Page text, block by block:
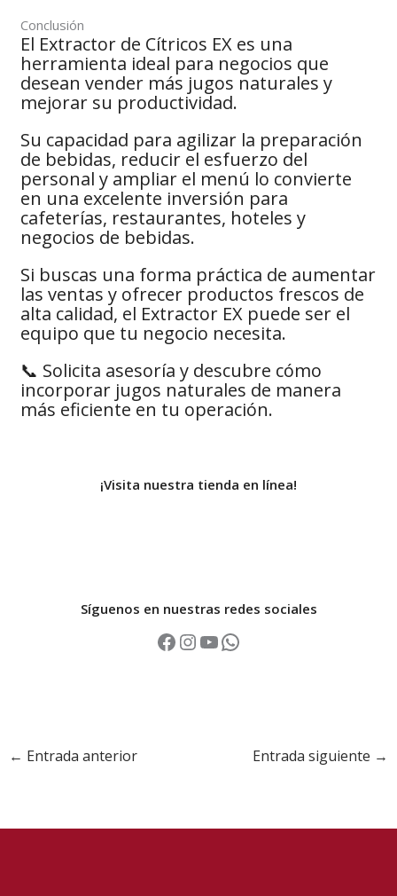
Conclusión
El Extractor de Cítricos EX es una
herramienta ideal para negocios que
desean vender más jugos naturales y
mejorar su productividad.
Su capacidad para agilizar la preparación
de bebidas, reducir el esfuerzo del
personal y ampliar el menú lo convierte
en una excelente inversión para
cafeterías, restaurantes, hoteles y
negocios de bebidas.
Si buscas una forma práctica de aumentar
las ventas y ofrecer productos frescos de
alta calidad, el Extractor EX puede ser el
equipo que tu negocio necesita.
📞 Solicita asesoría y descubre cómo
incorporar jugos naturales de manera
más eficiente en tu operación.
¡Visita nuestra tienda en línea!
Síguenos en nuestras redes sociales
← Entrada anterior Entrada siguiente →